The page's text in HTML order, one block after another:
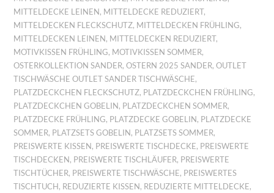
MITTELDECKE LEINEN , MITTELDECKE REDUZIERT,
MITTELDECKEN FLECKSCHUTZ, MITTELDECKEN FRÜHLING,
MITTELDECKEN LEINEN , MITTELDECKEN REDUZIERT,
MOTIVKISSEN FRÜHLING, MOTIVKISSEN SOMMER,
OSTERKOLLEKTION SANDER,OSTERN 2025 SANDER,OUTLET
TISCHWÄSCHE OUTLET SANDER TISCHWÄSCHE,
PLATZDECKCHEN FLECKSCHUTZ, PLATZDECKCHEN FRÜHLING,
PLATZDECKCHEN GOBELIN , PLATZDECKCHEN SOMMER,
PLATZDECKE FRÜHLING, PLATZDECKE GOBELIN , PLATZDECKE
SOMMER, PLATZSETS GOBELIN , PLATZSETS SOMMER,
PREISWERTE KISSEN , PREISWERTE TISCHDECKE, PREISWERTE
TISCHDECKEN , PREISWERTE TISCHLÄUFER, PREISWERTE
TISCHTÜCHER, PREISWERTE TISCHWÄSCHE, PREISWERTES
TISCHTUCH , REDUZIERTE KISSEN , REDUZIERTE MITTELDECKE,